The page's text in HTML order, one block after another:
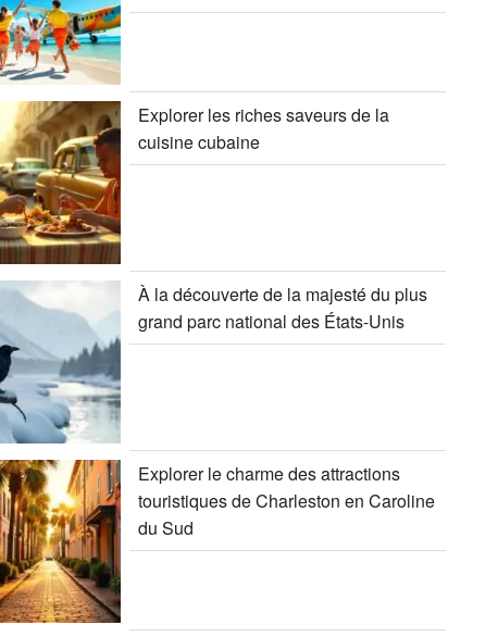
Explorer les riches saveurs de la
cuisine cubaine
À la découverte de la majesté du plus
grand parc national des États-Unis
Explorer le charme des attractions
touristiques de Charleston en Caroline
du Sud